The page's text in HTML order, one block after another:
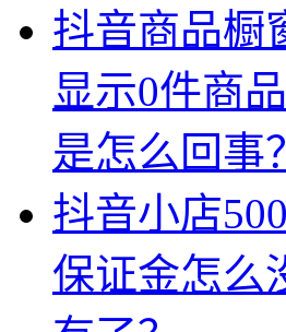
抖音商品橱
显示0件商品
是怎么回事？
抖音小店500
保证金怎么